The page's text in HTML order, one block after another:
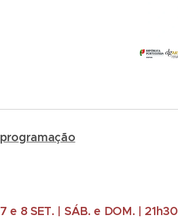
programação
7 e 8 SET. | SÁB. e DOM. | 21h30